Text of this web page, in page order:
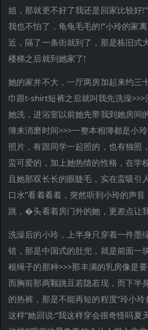
姐，那就更不好了我还是回家比较好
我也不怕了，龟龟毛毛的!”小玲的家
近，隔了一条街就到了，那是栋旧式
楼梯之后就到她家了!
她的家并不大，一厅两房加起来约三
巾跟t-shirt短裤之后就叫我先洗澡>>>
她洗，进浴室以前她先带我到她房间
簿来消磨时间>>>一整本相簿都是小
照片，有跟同学一起照的，也有独照
蛮可爱的，加上她热情的性格，在学
且她那双长长的眼睫毛，实在蛮吸引
口水”看着看着，突然听到小玲的声
跳，�头看着房门外的她，更差点让
洗澡后的小玲，上半身只穿着一件墨
错，那是中国式的肚兜，就是前面一
根绳子的那种>>>那丰满的乳房像是
而胸前那两颗跳豆若隐若现，而下半
的热裤，那是不能再短的程度“玲小
这样”她回说:“我这样穿会很奇怪吗夏